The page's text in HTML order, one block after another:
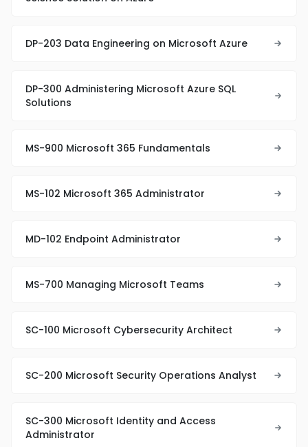
DP-203 Data Engineering on Microsoft Azure
DP-300 Administering Microsoft Azure SQL
Solutions
MS-900 Microsoft 365 Fundamentals
MS-102 Microsoft 365 Administrator
MD-102 Endpoint Administrator
MS-700 Managing Microsoft Teams
SC-100 Microsoft Cybersecurity Architect
SC-200 Microsoft Security Operations Analyst
SC-300 Microsoft Identity and Access
Administrator